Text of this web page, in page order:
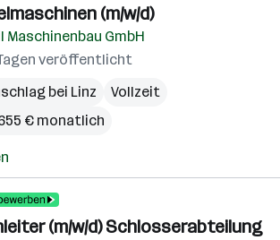
(m/w/d)
Maschinenbau GmbH
veröffentlicht
bei Linz
Vollzeit
€ monatlich
(m/w/d) Schlosserabteilung